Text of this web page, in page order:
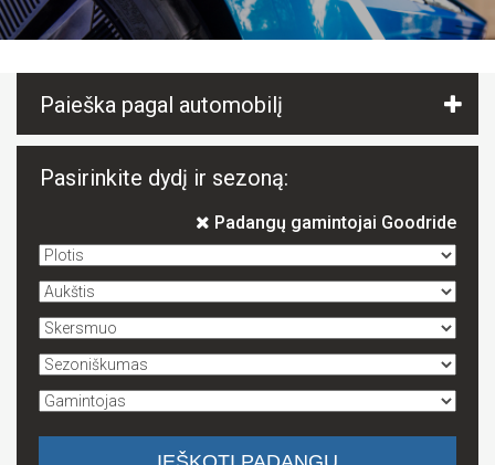
Paieška pagal automobilį
Pasirinkite dydį ir sezoną:
Padangų gamintojai Goodride